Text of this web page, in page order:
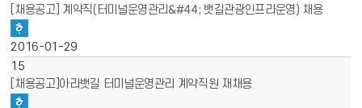
[채용공고] 계약직(터미널운영관리&#44; 뱃길관광인프라운영) 채용
2016-01-29
15
[채용공고]아라뱃길 터미널운영관리 계약직원 재채용